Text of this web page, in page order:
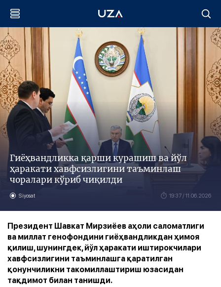
Гиёҳвандликка қарши курашиш ва йўл
ҳаракати хавфсизлигини таъминлаш
чоралари кўриб чиқилди
Siyosat 19:37 / 11.06.2026
Президент Шавкат Мирзиёев аҳоли саломатлиги
ва миллат генофондини гиёҳвандликдан ҳимоя
қилиш, шунингдек, йўл ҳаракати иштирокчилари
хавфсизлигини таъминлашга қаратилган
қонунчиликни такомиллаштириш юзасидан
тақдимот билан танишди.